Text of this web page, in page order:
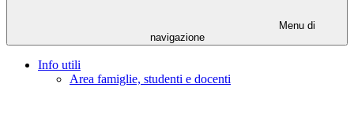
Menu di
navigazione
Info utili
Area famiglie, studenti e docenti